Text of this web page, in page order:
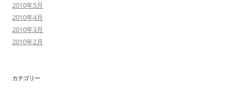
2010年5月
2010年4月
2010年3月
2010年2月
カテゴリー